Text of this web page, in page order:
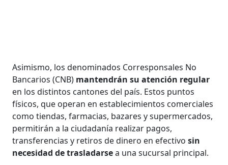
Asimismo, los denominados Corresponsales No
Bancarios (CNB) mantendrán su atención regular
en los distintos cantones del país. Estos puntos
físicos, que operan en establecimientos comerciales
como tiendas, farmacias, bazares y supermercados,
permitirán a la ciudadanía realizar pagos,
transferencias y retiros de dinero en efectivosin
necesidad de trasladarsea una sucursal principal.